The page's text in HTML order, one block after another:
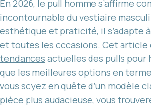
En 2026, le pull homme s’affirme
incontournable du vestiaire
esthétique et praticité, il s’adapte
et toutes les occasions. Cet article
tendances actuelles des pulls pour
que les meilleures options en
vous soyez en quête d’un modèle
pièce plus audacieuse, vous